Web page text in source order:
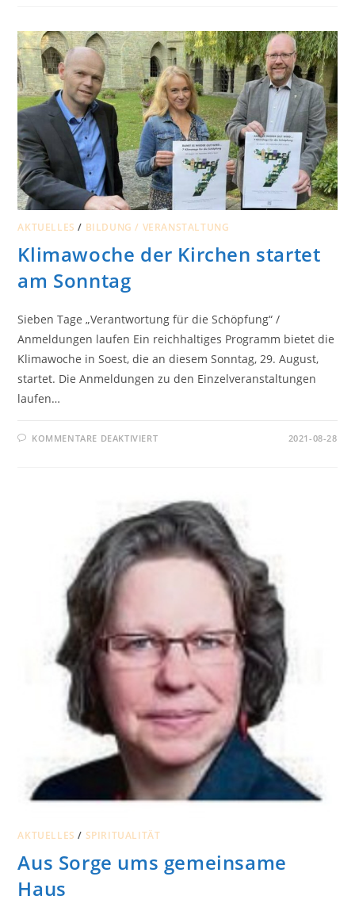
DIE
STIMMEN
FÜR
DEN
WETTBEWERB
„GEMEINDEGRÜN“
–
LEIDER
HAT
ES
NICHT
GANZ
GEREICHT.
AKTUELLES / BILDUNG / VERANSTALTUNG
Klimawoche der Kirchen startet
am Sonntag
Sieben Tage „Verantwortung für die Schöpfung“ /
Anmeldungen laufen Ein reichhaltiges Programm bietet die
Klimawoche in Soest, die an diesem Sonntag, 29. August,
startet. Die Anmeldungen zu den Einzelveranstaltungen
laufen…
KOMMENTARE DEAKTIVIERTFÜR
SONNTAG
2021-08-28
AKTUELLES / SPIRITUALITÄT
Aus Sorge ums gemeinsame
Haus